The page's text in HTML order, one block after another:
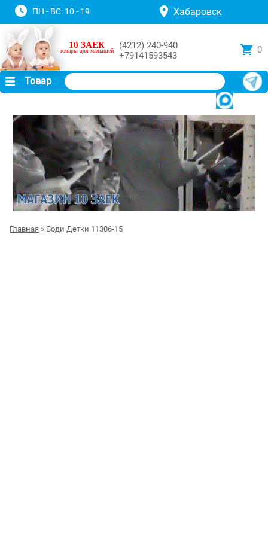
ПН - ВС: 10 - 19 Хабаровск
10 ЗАЕК
товары для малышей
(4212) 240-940
+79141593543
0
Товар
Главная » Боди Детки 11306-15